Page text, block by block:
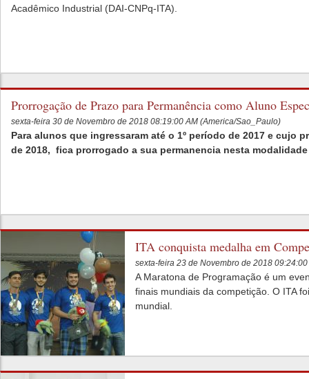
Acadêmico Industrial (DAI-CNPq-ITA).
Prorrogação de Prazo para Permanência como Aluno
sexta-feira 30 de Novembro de 2018 08:19:00 AM (America/Sao_Paulo)
Para alunos que ingressaram até o 1º período de 2017 e cujo
de 2018, fica prorrogado a sua permanencia nesta
ITA conquista medalha em
sexta-feira 23 de Novembro de 2018
A Maratona de Programação é um
finais mundiais da competição. O ITA
mundial.